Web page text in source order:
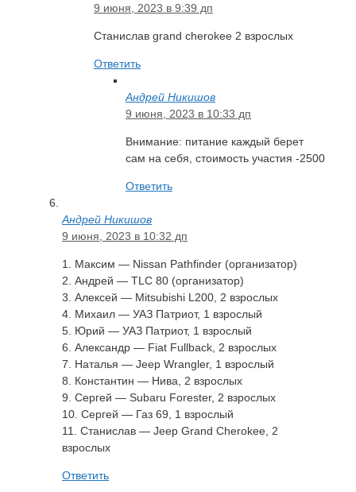
9 июня, 2023 в 9:39 дп
Станислав grand cherokee 2 взрослых
Ответить
Андрей Никишов
9 июня, 2023 в 10:33 дп
Внимание: питание каждый берет
сам на себя, стоимость участия -2500
Ответить
Андрей Никишов
9 июня, 2023 в 10:32 дп
1. Максим — Nissan Pathfinder (организатор)
2. Андрей — TLC 80 (организатор)
3. Алексей — Mitsubishi L200, 2 взрослых
4. Михаил — УАЗ Патриот, 1 взрослый
5. Юрий — УАЗ Патриот, 1 взрослый
6. Александр — Fiat Fullback, 2 взрослых
7. Наталья — Jeep Wrangler, 1 взрослый
8. Константин — Нива, 2 взрослых
9. Сергей — Subaru Forester, 2 взрослых
10. Сергей — Газ 69, 1 взрослый
11. Станислав — Jeep Grand Cherokee, 2
взрослых
Ответить